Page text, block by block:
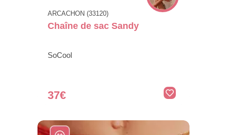
ARCACHON (33120)
Chaîne de sac Sandy
SoCool
37€